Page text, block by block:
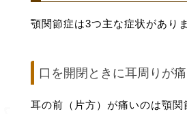
顎関節症は3つ主な症状がありま
口を開閉ときに耳周りが
耳の前（片方）が痛いのは顎関